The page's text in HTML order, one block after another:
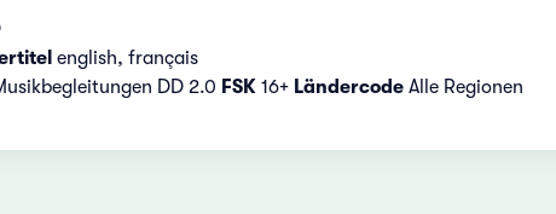
english, français
DD 2.0 FSK16+LändercodeAlle Regionen